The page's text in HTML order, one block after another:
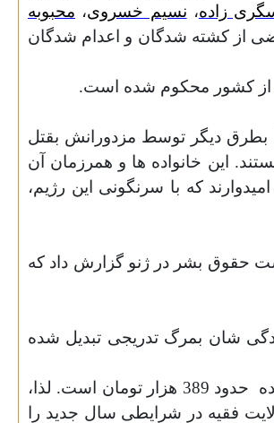
زاده، نسیم خسروی، محبوبه
از کشته شدگان و اعدام شدگان
از کشور محکوم شده است.
و یا بطرق دیگر توسط مزدورانش بقتل
این خانواده ها و همرزمان آن
که با سرنگونی این رژیم،
حقوق بشر در ژنو گزارش داد که
شان بمرگ تدریجی تبدیل شده
حدود 389 هزار تومان است. لذا،
فقیه در شرایطی سال جدید را